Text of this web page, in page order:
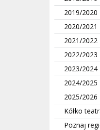
2019/2020
2020/2021
2021/2022
2022/2023
2023/2024
2024/2025
2025/2026
Kółko
Poznaj